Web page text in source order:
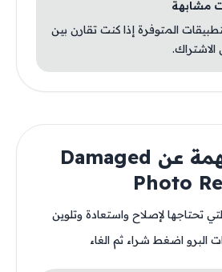
المتوفرة إذا كنت تقارن بين
معلومات مهمة عن Damaged
Photo
تحتاجها لإصلاح واستعادة وتلوين
البرو اضغط شراء ثم الغاء